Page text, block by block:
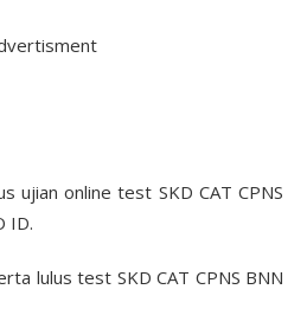
ujian online test SKD CAT CPNS
ID.
lulus test SKD CAT CPNS BNN